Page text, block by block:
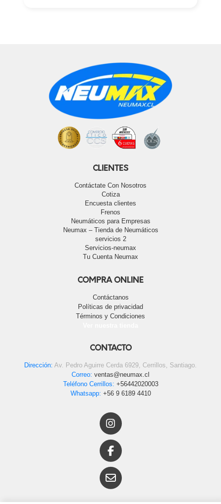
CLIENTES
Contáctate Con Nosotros
Cotiza
Encuesta clientes
Frenos
Neumáticos para Empresas
Neumax – Tienda de Neumáticos
servicios 2
Servicios-neumax
Tu Cuenta Neumax
COMPRA ONLINE
Contáctanos
Políticas de privacidad
Términos y Condiciones
CONTACTO
Dirección: Av. Pedro Aguirre Cerda 6929, Cerrillos, Santiago.
Correo: ventas@neumax.cl
Teléfono Cerrillos: +56442020003
Whatsapp: +56 9 6189 4410